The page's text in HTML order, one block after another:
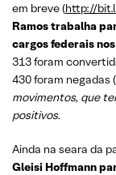
em breve (http://
Ramos trabalha
cargos federais
313 foram
430 foram negadas (
movimentos, que
positivos.
Ainda na seara da
Gleisi Hoffmann